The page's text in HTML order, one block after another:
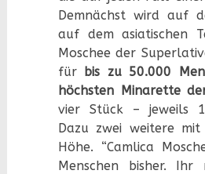
Demnächst wird auf
auf dem asiatischen
Moschee der
für bis zu 50.000
höchsten Minarette
vier Stück – jeweils
Dazu zwei weitere
Höhe. “Camlica
Menschen bisher. Ihr